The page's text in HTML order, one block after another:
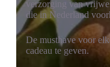
verzorging van
die in Nederland
De musthave voor
cadeau te geven.